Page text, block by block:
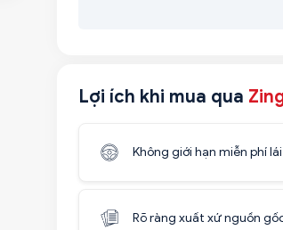
Lợi ích khi mua qua
Không giới hạn miễn phí
Rõ ràng xuất xứ nguồn